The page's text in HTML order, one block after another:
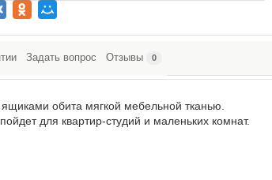
Задать вопрос Отзывы 0
обита мягкой мебельной тканью.
для квартир-студий и маленьких комнат.